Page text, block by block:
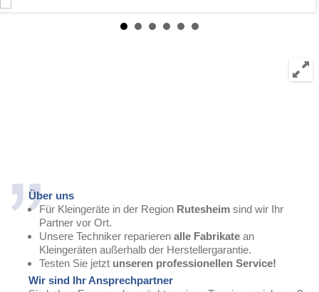
Über uns
Für Kleingeräte in der Region Rutesheim sind wir Ihr
Partner vor Ort.
Unsere Techniker reparieren alle Fabrikate an
Kleingeräten außerhalb der Herstellergarantie.
Testen Sie jetzt unseren professionellen Service!
Wir sind Ihr Ansprechpartner